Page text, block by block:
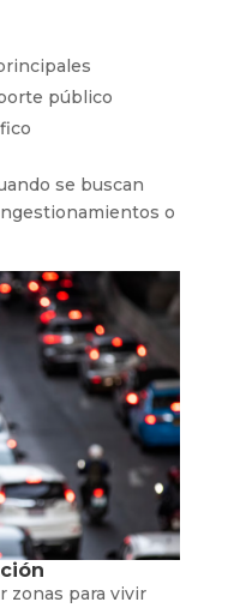
público
se buscan
o
zonas para vivir